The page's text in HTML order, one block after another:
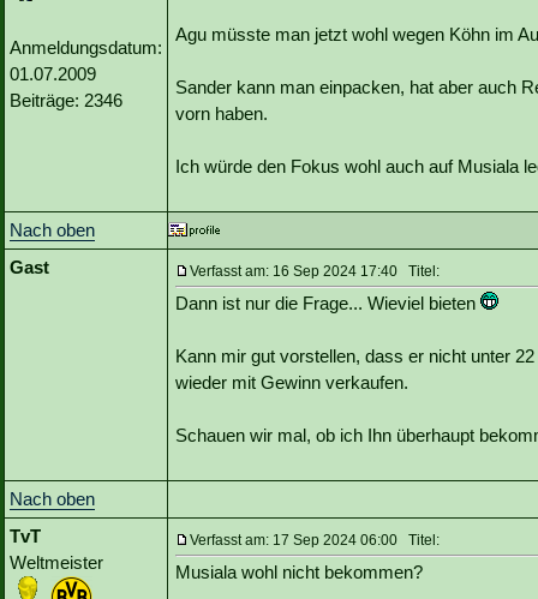
Anmeldungsdatum:
01.07.2009
Beiträge: 2346
Agu müsste man jetzt wohl wegen Köhn im
Sander kann man einpacken, hat aber auch
vorn haben.
Ich würde den Fokus wohl auch auf Musiala
Nach oben
Gast
Verfasst am: 16 Sep 2024 17:40 Titel:
Dann ist nur die Frage... Wieviel bieten
Kann mir gut vorstellen, dass er nicht unter
wieder mit Gewinn verkaufen.
Schauen wir mal, ob ich Ihn überhaupt
Nach oben
TvT
Weltmeister
Verfasst am: 17 Sep 2024 06:00 Titel:
Musiala wohl nicht bekommen?